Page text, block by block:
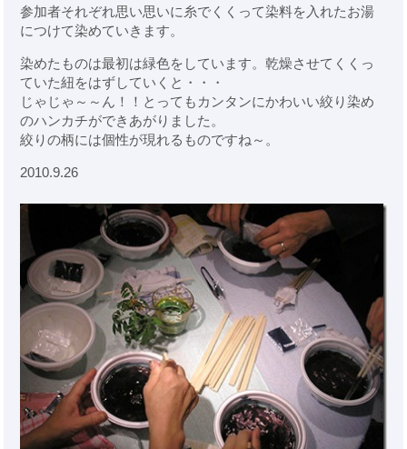
参加者それぞれ思い思いに糸でくくって染料を入れたお湯
につけて染めていきます。
染めたものは最初は緑色をしています。乾燥させてくくっ
ていた紐をはずしていくと・・・
じゃじゃ～～ん！！とってもカンタンにかわいい絞り染め
のハンカチができあがりました。
絞りの柄には個性が現れるものですね～。
2010.9.26